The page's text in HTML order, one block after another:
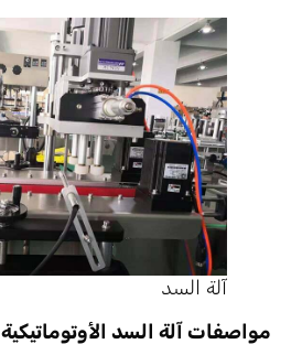
آلة السد
مواصفات آلة السد الأوتوماتيكية